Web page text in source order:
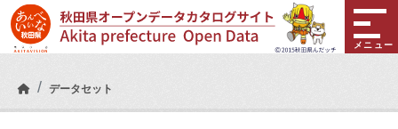
Skip to main content
メニュー
データセット